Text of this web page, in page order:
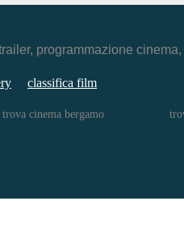
programmazione
classifica film
trova cinema bergamo